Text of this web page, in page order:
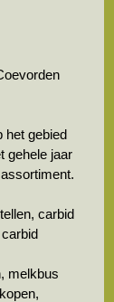
het gebied
gehele jaar
carbid
melkbus